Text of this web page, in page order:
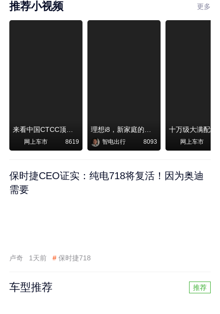
推荐小视频 更多
网上车市 8619 智电出行 8093 网上车市
保时捷CEO证实：纯电718将复活！因为奥迪
需要
卢奇 1天前 # 保时捷718
车型推荐 推荐